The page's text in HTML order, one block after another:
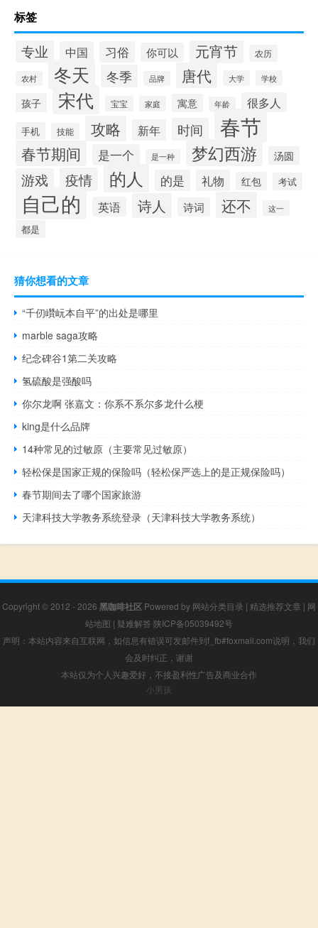
标签
专业 中国 习俗 你可以 元宵节 农历
农村 冬天 冬季 品牌 唐代 大学 学校
孩子 宋代 宝宝 家庭 寓意 年龄 很多人
手机 技能 攻略 新年 时间 春节
春节期间 是一个 是一种 梦幻西游 汤圆
游戏 疫情 的人 的是 礼物 红包 考试
自己的 英语 诗人 诗词 还不 这一
都是
猜你想看的文章
“千仞巑岏本自平”的出处是哪里
marble saga攻略
纪念碑谷1第二关攻略
氢硫酸是强酸吗
你尔龙啊 张嘉文：你系不系尔多龙什么梗
king是什么品牌
14种常见的过敏原（主要常见过敏原）
轻松保是国家正规的保险吗（轻松保严选上的是正规保险吗）
春节期间去了哪个国家旅游
天津科技大学教务系统登录（天津科技大学教务系统）
Copyright © 2012 - 2026 黑咖啡社区 Powered by 网站分类目录 | 精选推荐文章 | 网
站地图 | 疑难解答 陕ICP备05039492号
声明：本站内容来自互联网，如信息有错误可发邮件到f_fb#foxmail.com说明，我们
会及时纠正，谢谢
本站仅为个人兴趣爱好，不接盈利性广告及商业合作
小男孩